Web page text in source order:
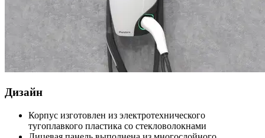
Дизайн
Корпус изготовлен из электротехнического
тугоплавкого пластика со стекловолокнами